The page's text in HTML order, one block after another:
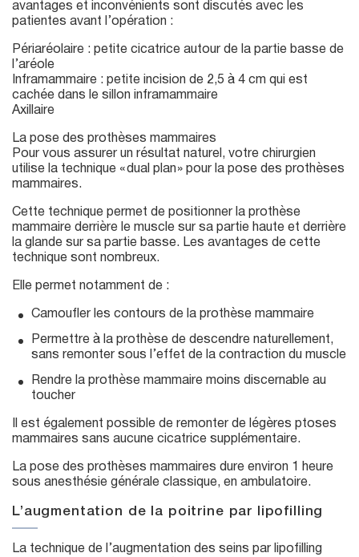
avantages et inconvénients sont discutés avec les
patientes avant l’opération :
Périaréolaire : petite cicatrice autour de la partie basse de
l’aréole
Inframammaire : petite incision de 2,5 à 4 cm qui est
cachée dans le sillon inframammaire
Axillaire
La pose des prothèses mammaires
Pour vous assurer un résultat naturel, votre chirurgien
utilise la technique « dual plan » pour la pose des prothèses
mammaires.
Cette technique permet de positionner la prothèse
mammaire derrière le muscle sur sa partie haute et derrière
la glande sur sa partie basse. Les avantages de cette
technique sont nombreux.
Elle permet notamment de :
Camoufler les contours de la prothèse mammaire
Permettre à la prothèse de descendre naturellement,
sans remonter sous l’effet de la contraction du muscle
Rendre la prothèse mammaire moins discernable au
toucher
Il est également possible de remonter de légères ptoses
mammaires sans aucune cicatrice supplémentaire.
La pose des prothèses mammaires dure environ 1 heure
sous anesthésie générale classique, en ambulatoire.
L’augmentation de la poitrine par lipofilling
La technique de l’augmentation des seins par lipofilling